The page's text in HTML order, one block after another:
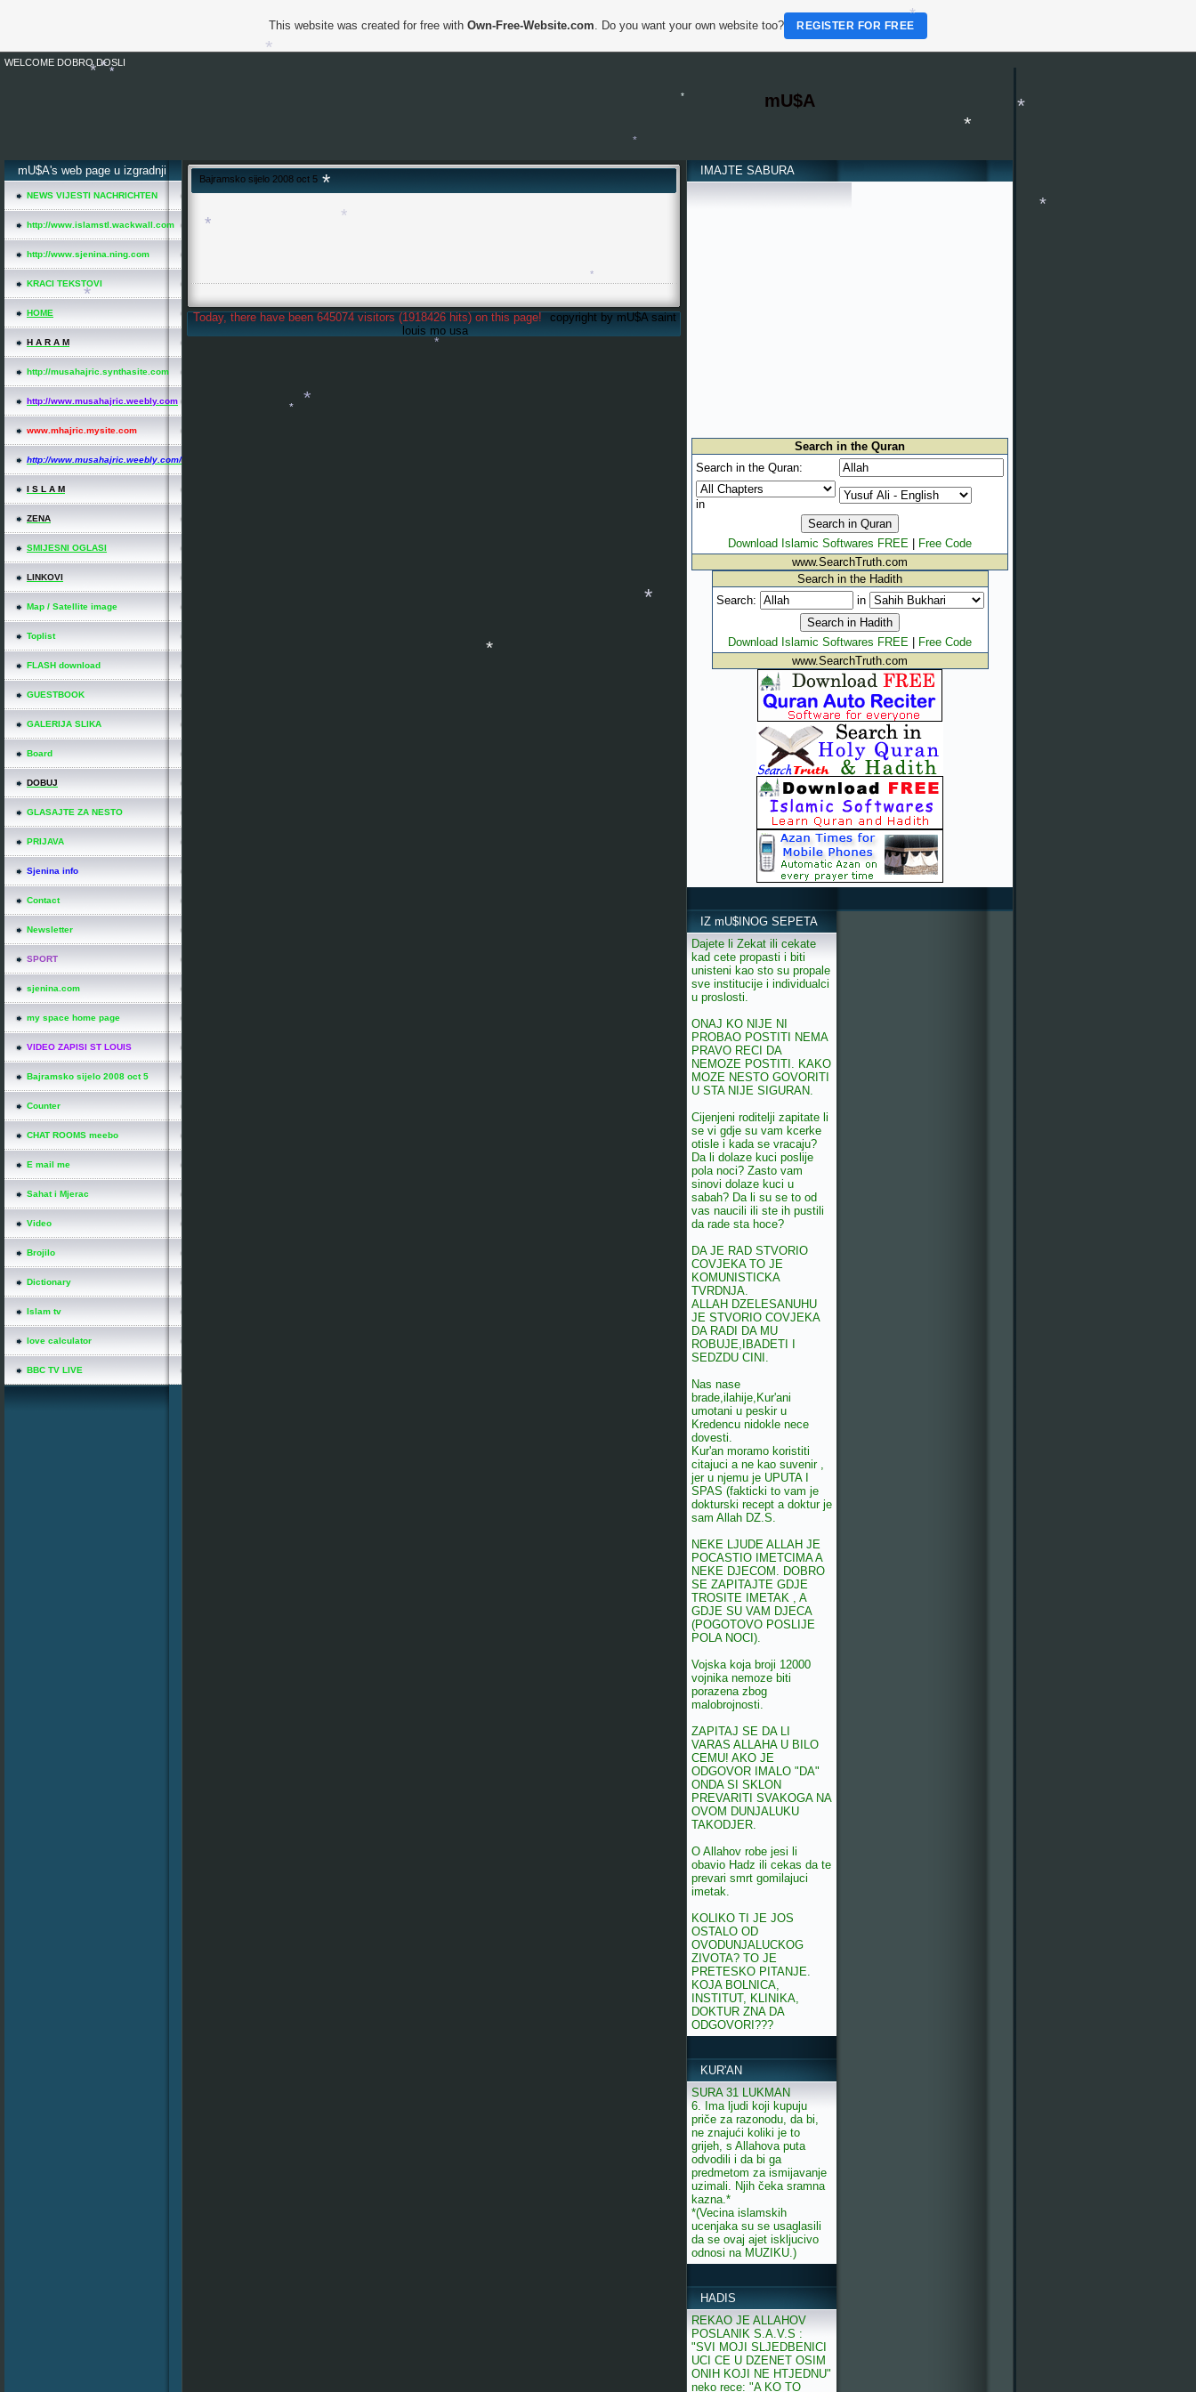
WELCOME DOBRO DOSLI
mU$A
mU$A's web page u izgradnji
NEWS VIJESTI NACHRICHTEN
http://www.islamstl.wackwall.com
http://www.sjenina.ning.com
KRACI TEKSTOVI
HOME
H A R A M
http://musahajric.synthasite.com
http://www.musahajric.weebly.com
www.mhajric.mysite.com
http://www.musahajric.weebly.com/
I S L A M
ZENA
SMIJESNI OGLASI
LINKOVI
Map / Satellite image
Toplist
FLASH download
GUESTBOOK
GALERIJA SLIKA
Board
DOBUJ
GLASAJTE ZA NESTO
PRIJAVA
Sjenina info
Contact
Newsletter
SPORT
sjenina.com
my space home page
VIDEO ZAPISI ST LOUIS
Bajramsko sijelo 2008 oct 5
Counter
CHAT ROOMS meebo
E mail me
Sahat i Mjerac
Video
Brojilo
Dictionary
Islam tv
love calculator
BBC TV LIVE
Bajramsko sijelo 2008 oct 5
Today, there have been 645074 visitors (1918426 hits) on this page!
copyright by mU$A saint
louis mo usa
IMAJTE SABURA
Search in the Quran
Search in the Quran:
in
Download Islamic Softwares FREE
Free Code
www.SearchTruth.com
Search in the Hadith
Search:
in
Download Islamic Softwares FREE
Free Code
www.SearchTruth.com
IZ mU$INOG SEPETA
Dajete li Zekat ili cekate
kad cete propasti i biti
unisteni kao sto su propale
sve institucije i individualci
u proslosti.
ONAJ KO NIJE NI
PROBAO POSTITI NEMA
PRAVO RECI DA
NEMOZE POSTITI. KAKO
MOZE NESTO GOVORITI
U STA NIJE SIGURAN.
Cijenjeni roditelji zapitate li
se vi gdje su vam kcerke
otisle i kada se vracaju?
Da li dolaze kuci poslije
pola noci? Zasto vam
sinovi dolaze kuci u
sabah? Da li su se to od
vas naucili ili ste ih pustili
da rade sta hoce?
DA JE RAD STVORIO
COVJEKA TO JE
KOMUNISTICKA
TVRDNJA.
ALLAH DZELESANUHU
JE STVORIO COVJEKA
DA RADI DA MU
ROBUJE,IBADETI I
SEDZDU CINI.
Nas nase
brade,ilahije,Kur'ani
umotani u peskir u
Kredencu nidokle nece
dovesti.
Kur'an moramo koristiti
citajuci a ne kao suvenir ,
jer u njemu je UPUTA I
SPAS (fakticki to vam je
dokturski recept a doktur je
sam Allah DZ.S.
NEKE LJUDE ALLAH JE
POCASTIO IMETCIMA A
NEKE DJECOM. DOBRO
SE ZAPITAJTE GDJE
TROSITE IMETAK , A
GDJE SU VAM DJECA
(POGOTOVO POSLIJE
POLA NOCI).
Vojska koja broji 12000
vojnika nemoze biti
porazena zbog
malobrojnosti.
ZAPITAJ SE DA LI
VARAS ALLAHA U BILO
CEMU! AKO JE
ODGOVOR IMALO "DA"
ONDA SI SKLON
PREVARITI SVAKOGA NA
OVOM DUNJALUKU
TAKODJER.
O Allahov robe jesi li
obavio Hadz ili cekas da te
prevari smrt gomilajuci
imetak.
KOLIKO TI JE JOS
OSTALO OD
OVODUNJALUCKOG
ZIVOTA? TO JE
PRETESKO PITANJE.
KOJA BOLNICA,
INSTITUT, KLINIKA,
DOKTUR ZNA DA
ODGOVORI???
KUR'AN
SURA 31 LUKMAN
6. Ima ljudi koji kupuju
priče za razonodu, da bi,
ne znajući koliki je to
grijeh, s Allahova puta
odvodili i da bi ga
predmetom za ismijavanje
uzimali. Njih čeka sramna
kazna.*
*(Vecina islamskih
ucenjaka su se usaglasili
da se ovaj ajet iskljucivo
odnosi na MUZIKU.)
HADIS
REKAO JE ALLAHOV
POSLANIK S.A.V.S :
"SVI MOJI SLJEDBENICI
UCI CE U DZENET OSIM
ONIH KOJI NE HTJEDNU"
neko rece: "A KO TO
This website was created for free withOwn-Free-Website.com. Do you want your own website too? REGISTER FOR FREE
*
*
*
*
*
*
*
*
*